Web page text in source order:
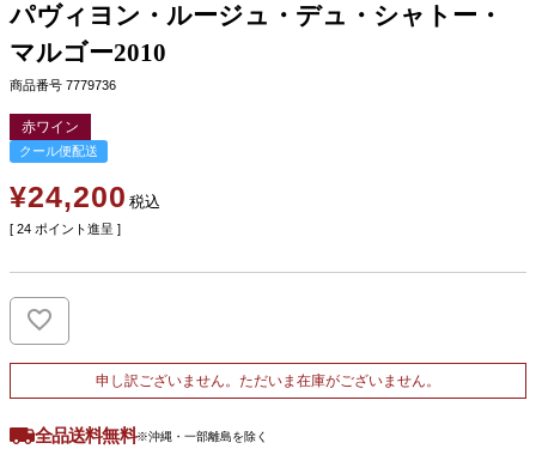
パヴィヨン・ルージュ・デュ・シャトー・
マルゴー2010
商品番号 7779736
赤ワイン
クール便配送
¥24,200 税込
[ 24 ポイント進呈 ]
申し訳ございません。ただいま在庫がございません。
全品送料無料※沖縄・一部離島を除く